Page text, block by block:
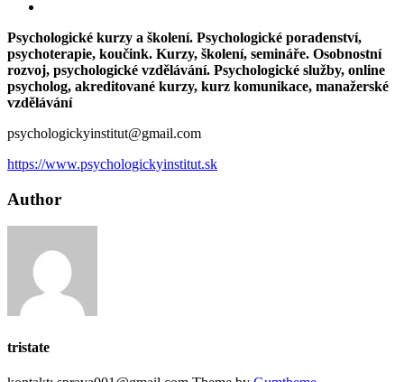
Psychologické kurzy a školení. Psychologické poradenství,
psychoterapie, koučink. Kurzy, školení, semináře. Osobnostní
rozvoj, psychologické vzdělávání. Psychologické služby, online
psycholog, akreditované kurzy, kurz komunikace, manažerské
vzdělávání
psychologickyinstitut@gmail.com
https://www.psychologickyinstitut.sk
Author
tristate